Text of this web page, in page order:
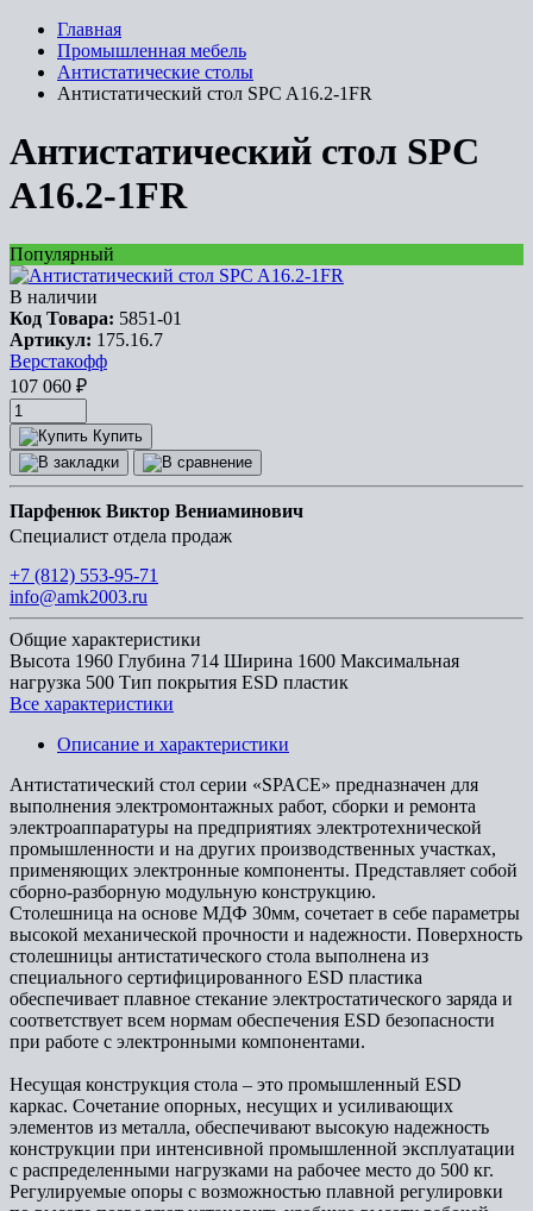
Главная
Промышленная мебель
Антистатические столы
Антистатический стол SPC A16.2-1FR
Антистатический стол SPC
A16.2-1FR
Популярный
В наличии
Код Товара: 5851-01
Артикул: 175.16.7
Верстакофф
107 060 ₽
Купить
Парфенюк Виктор Вениаминович
Специалист отдела продаж
+7 (812) 553-95-71
info@amk2003.ru
Общие характеристики
Высота 1960 Глубина 714 Ширина 1600 Максимальная
нагрузка 500 Тип покрытия ESD пластик
Все характеристики
Описание и характеристики
Антистатический стол серии «SPACE» предназначен для
выполнения электромонтажных работ, сборки и ремонта
электроаппаратуры на предприятиях электротехнической
промышленности и на других производственных участках,
применяющих электронные компоненты. Представляет собой
сборно-разборную модульную конструкцию.
Столешница на основе МДФ 30мм, сочетает в себе параметры
высокой механической прочности и надежности. Поверхность
столешницы антистатического стола выполнена из
специального сертифицированного ESD пластика
обеспечивает плавное стекание электростатического заряда и
соответствует всем нормам обеспечения ESD безопасности
при работе с электронными компонентами.
Несущая конструкция стола – это промышленный ESD
каркас. Сочетание опорных, несущих и усиливающих
элементов из металла, обеспечивают высокую надежность
конструкции при интенсивной промышленной эксплуатации
с распределенными нагрузками на рабочее место до 500 кг.
Регулируемые опоры с возможностью плавной регулировки